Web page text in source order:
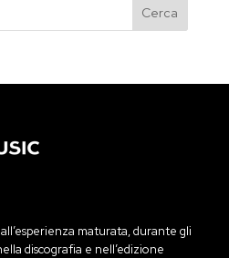
maturata, durante gli
discografia e nell’edizione